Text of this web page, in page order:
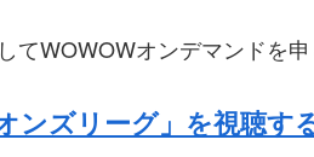
てWOWOWオンデマンドを申
ンズリーグ」を視聴す